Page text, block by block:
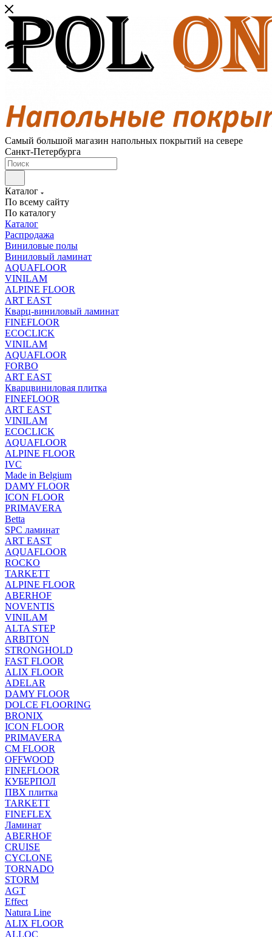
Самый большой магазин напольных покрытий на севере
Санкт-Петербурга
Каталог
По всему сайту
По каталогу
Каталог
Распродажа
Виниловые полы
Виниловый ламинат
AQUAFLOOR
VINILAM
ALPINE FLOOR
ART EAST
Кварц-виниловый ламинат
FINEFLOOR
ECOCLICK
VINILAM
AQUAFLOOR
FORBO
ART EAST
Кварцвиниловая плитка
FINEFLOOR
ART EAST
VINILAM
ECOCLICK
AQUAFLOOR
ALPINE FLOOR
IVC
Made in Belgium
DAMY FLOOR
ICON FLOOR
PRIMAVERA
Betta
SPC ламинат
ART EAST
AQUAFLOOR
ROCKO
TARKETT
ALPINE FLOOR
ABERHOF
NOVENTIS
VINILAM
ALTA STEP
ARBITON
STRONGHOLD
FAST FLOOR
ALIX FLOOR
ADELAR
DAMY FLOOR
DOLCE FLOORING
BRONIX
ICON FLOOR
PRIMAVERA
CM FLOOR
OFFWOOD
FINEFLOOR
КУБЕРПОЛ
ПВХ плитка
TARKETT
FINEFLEX
Ламинат
ABERHOF
CRUISE
CYCLONE
TORNADO
STORM
AGT
Effect
Natura Line
ALIX FLOOR
ALLOC